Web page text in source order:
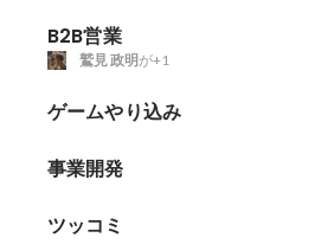
B2B営業
鷲見 政明 が+1
ゲームやり込み
事業開発
ツッコミ